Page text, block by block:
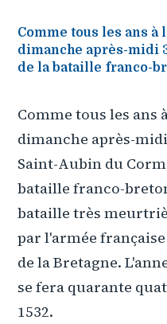
Comme tous les ans
dimanche après-midi
de la bataille franco-
Comme tous les ans
dimanche après-
Saint-Aubin du
bataille franco-
bataille très
par l'armée
de la Bretagne.
se fera quarante
1532.